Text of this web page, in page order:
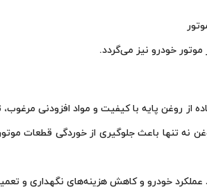
خودرو نیز می‌گردد.
نه تنها باعث جلوگیری از خوردگی قطعات